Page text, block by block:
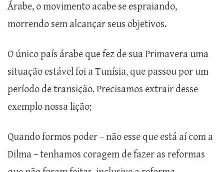
Árabe, o movimento acabe se espraiando,
morrendo sem alcançar seus objetivos.
O único país árabe que fez de sua Primavera uma
situação estável foi a Tunísia, que passou por um
período de transição. Precisamos extrair desse
exemplo nossa lição;
Quando formos poder – não esse que está aí com a
Dilma – tenhamos coragem de fazer as reformas